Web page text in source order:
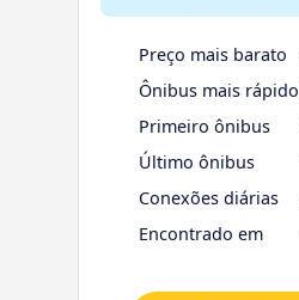
Preço mais barato
Ônibus mais rápido
Primeiro ônibus
Último ônibus
Conexões diárias
Encontrado em